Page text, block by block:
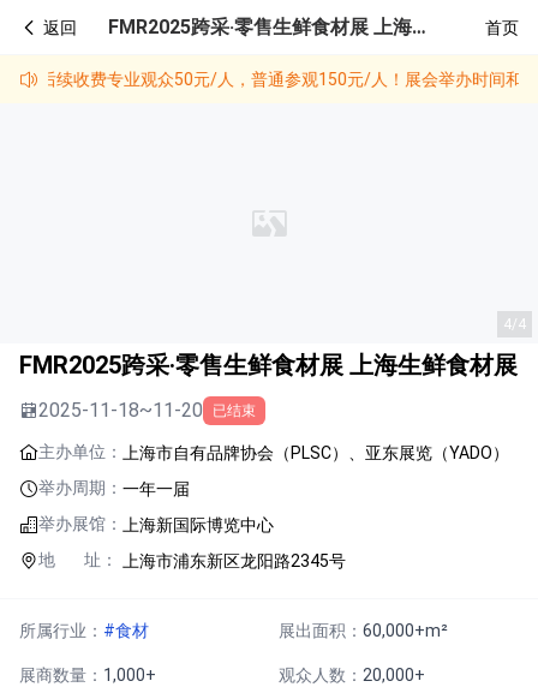
返回 FMR2025跨采·零售生鲜食材展 上海生鲜食材展 首页
后续收费专业观众50元/人，普通参观150元/人！展会举办时间和地
4/4
FMR2025跨采·零售生鲜食材展 上海生鲜食材展
2025-11-18~11-20 已结束
主办单位：
上海市自有品牌协会（PLSC）、亚东展览（YADO）
举办周期： 一年一届
举办展馆：
上海新国际博览中心
地 址：
上海市浦东新区龙阳路2345号
所属行业： #食材 展出面积： 60,000+m²
展商数量： 1,000+ 观众人数： 20,000+